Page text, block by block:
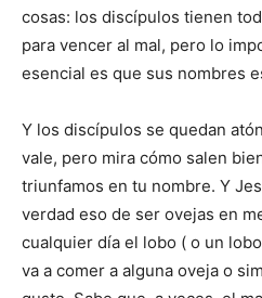
cosas: los discípulos tienen
para vencer al mal, pero lo
esencial es que sus nombres
Y los discípulos se quedan
vale, pero mira cómo salen
triunfamos en tu nombre. Y
verdad eso de ser ovejas en
cualquier día el lobo ( o un
va a comer a alguna oveja o